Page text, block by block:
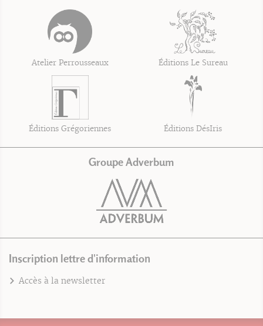
Atelier Perrousseaux Éditions Le Sureau
Éditions Grégoriennes Éditions DésIris
Groupe Adverbum
Inscription lettre d'information
Accès à la newsletter